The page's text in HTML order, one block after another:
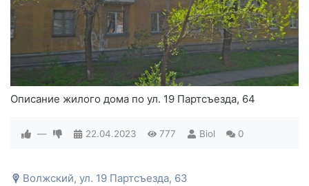
Описание жилого дома по ул. 19 Партсъезда, 64
— 22.04.2023 777 Biol 0
Волжский, ул. 19 Партсъезда, 63